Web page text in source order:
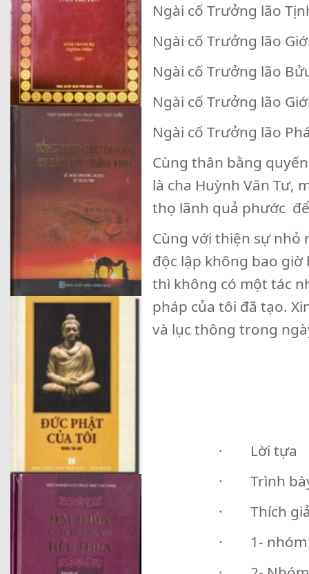
Ngài cố Trưởng lão
Ngài cố Trưởng lão
Ngài cố Trưởng lão
Ngài cố Trưởng lão
Ngài cố Trưởng lão
Cùng thân bằng
là cha Huỳnh Văn Tư,
thọ lãnh quả phước
Cùng với thiện sự
độc lập không bao
thì không có một tác
pháp của tôi đã tạo.
và lục thông trong
· Lời tựa
· Trình bày
· Thích
· 1- nhóm